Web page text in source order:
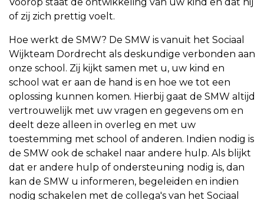
Voorop staat de ontwikkeling van uw kind en dat hij
of zij zich prettig voelt.
Hoe werkt de SMW? De SMW is vanuit het Sociaal
Wijkteam Dordrecht als deskundige verbonden aan
onze school. Zij kijkt samen met u, uw kind en
school wat er aan de hand is en hoe we tot een
oplossing kunnen komen. Hierbij gaat de SMW altijd
vertrouwelijk met uw vragen en gegevens om en
deelt deze alleen in overleg en met uw
toestemming met school of anderen. Indien nodig is
de SMW ook de schakel naar andere hulp. Als blijkt
dat er andere hulp of ondersteuning nodig is, dan
kan de SMW u informeren, begeleiden en indien
nodig schakelen met de collega's van het Sociaal